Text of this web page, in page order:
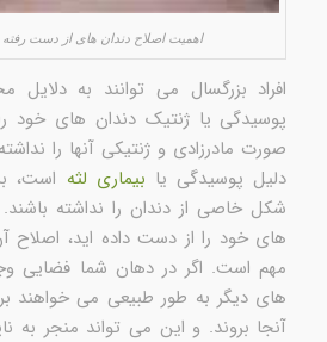
اهمیت اصلاح دندان های از دست رفته
افراد بزرگسال می توانند به دلایل
پوسیدگی یا ژنتیک دندان های خود
صورت مادرزادی و ژنتیکی آنها را
دلیل پوسیدگی یا بیماری لثه است،
شکل خاصی از دندان را نداشته باشند.
های خود را از دست داده اید،
مهم است. اگر در دهان شما فضایی
های دیگر به طور طبیعی می خواهند
آنجا بروند. و این می تواند منجر به